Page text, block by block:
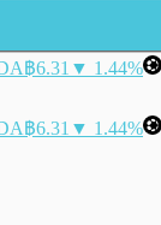
฿6.31 ▼ 1.44%
฿6.31 ▼ 1.44%